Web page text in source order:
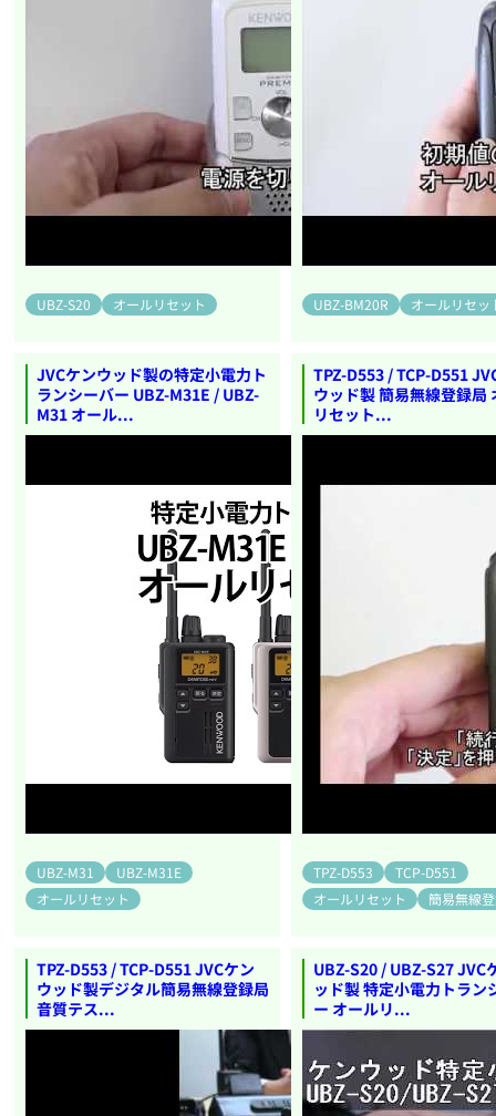
UBZ-S20 オールリセット UBZ-BM20R オールリセッ
JVCケンウッド製の特定小電力ト
ランシーバー UBZ-M31E / UBZ-
M31 オール...
UBZ-M31
UBZ-M31E
オールリセット
TPZ-D553 / TCP-D551
ウッド製 簡易無線登録局
リセット...
TPZ-D553
TCP-D551
オールリセット
簡易無線
TPZ-D553 / TCP-D551 JVCケン
ウッド製デジタル簡易無線登録局
音質テス...
UBZ-S20 / UBZ-S27 JVC
ッド製 特定小電力トラン
ー オールリ...